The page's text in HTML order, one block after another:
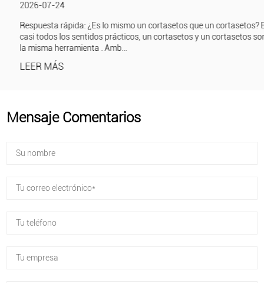
2026-07-24
Respuesta rápida: ¿Es lo mismo un cortasetos que un cortasetos? En
casi todos los sentidos prácticos, un cortasetos y un cortasetos son
la misma herramienta . Amb...
LEER MÁS
Mensaje Comentarios